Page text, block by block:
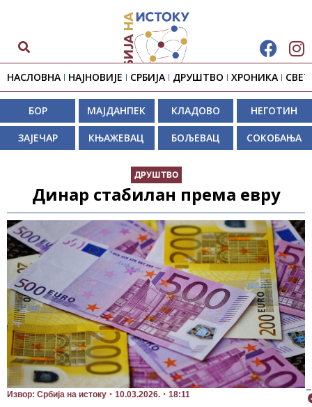
НАСЛОВНА НАЈНОВИЈЕ СРБИЈА ДРУШТВО ХРОНИКА СВЕТ
БОР МАЈДАНПЕК КЛАДОВО НЕГОТИН
ЗАЈЕЧАР КЊАЖЕВАЦ БОЉЕВАЦ СОКОБАЊА
ДРУШТВО
Динар стабилан према евру
Извор: Србија на истоку 10.03.2026. 18:11